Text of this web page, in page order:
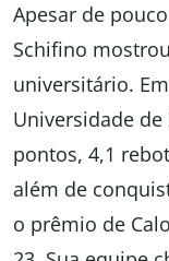
Apesar de
Schifino
universitário.
Universidade
pontos, 4,1
além de
o prêmio de